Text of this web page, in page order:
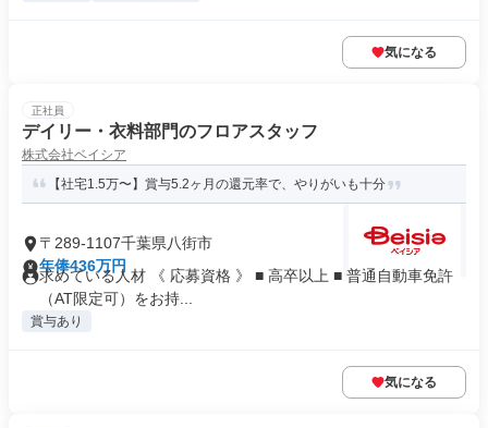
気になる
正社員
デイリー・衣料部門のフロアスタッフ
株式会社ベイシア
【社宅1.5万〜】賞与5.2ヶ月の還元率で、やりがいも十分
〒289-1107千葉県八街市
年俸436万円
求めている人材 《 応募資格 》 ■ 高卒以上 ■ 普通自動車免許
（AT限定可）をお持...
賞与あり
気になる